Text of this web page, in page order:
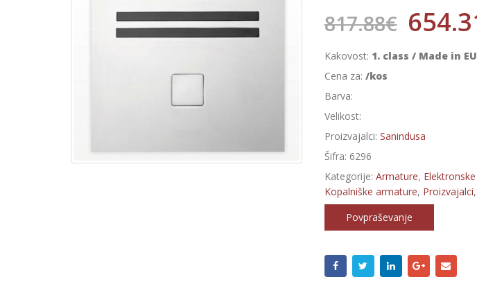
817.88€
Kakovost: 1. class / Made in EU
Cena za: /kos
Barva:
Velikost:
Proizvajalci: Sanindusa
Šifra: 6296
Kategorije: Armature,
Kopalniške armature, Proizvajalci,
Povpraševanje